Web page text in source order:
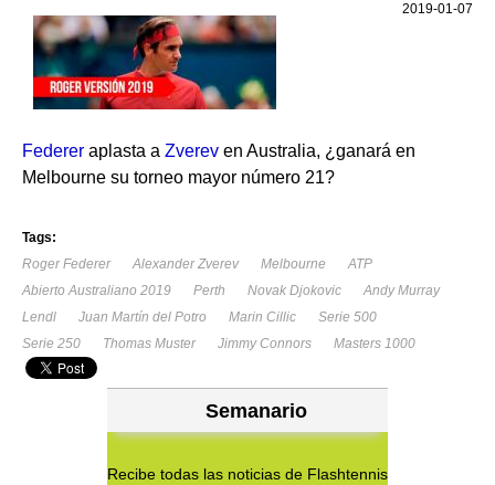
2019-01-07
Federer aplasta a Zverev en Australia, ¿ganará en
Melbourne su torneo mayor número 21?
Tags:
Roger Federer
Alexander Zverev Melbourne
ATP
Abierto Australiano 2019
Perth Novak Djokovic
Andy Murray
Lendl
Juan Martín del Potro Marin Cillic
Serie 500
Serie 250
Thomas Muster Jimmy Connors Masters 1000
Semanario
Recibe todas las noticias de Flashtennis